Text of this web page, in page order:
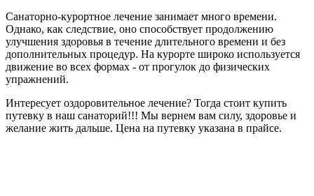
Санаторно-курортное лечение занимает много времени.
Однако, как следствие, оно способствует продолжению
улучшения здоровья в течение длительного времени и без
дополнительных процедур. На курорте широко используется
движение во всех формах - от прогулок до физических
упражнений.
Интересует оздоровительное лечение? Тогда стоит купить
путевку в наш санаторий!!! Мы вернем вам силу, здоровье и
желание жить дальше. Цена на путевку указана в прайсе.